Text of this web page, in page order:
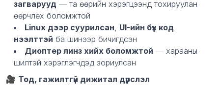
загварууд — та өөрийн хэрэгцээнд тохируулан
өөрчлөх боломжтой
Linux дээр суурилсан, UI-ийн бүх код
нээлттэй ба шинээр бичигдсэн
Диоптер линз хийх боломжтой — харааны
шилтэй хэрэглэгчдэд зориулсан
🎥 Тод, гажилтгүй дижитал дүрслэл